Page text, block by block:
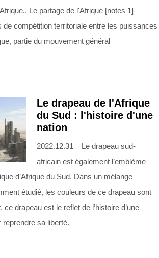
Le partage de l'Afrique [notes 1]
compétition territoriale entre les puissances
partie du mouvement général
Le drapeau de l'Afrique
du Sud : l'histoire d'une
nation
2022.12.31 Le drapeau sud-
africain est également l’emblème
d’Afrique du Sud. Dans un mélange
étudié, les couleurs de ce drapeau sont
drapeau est le reflet de l’histoire d’une
reprendre sa liberté.